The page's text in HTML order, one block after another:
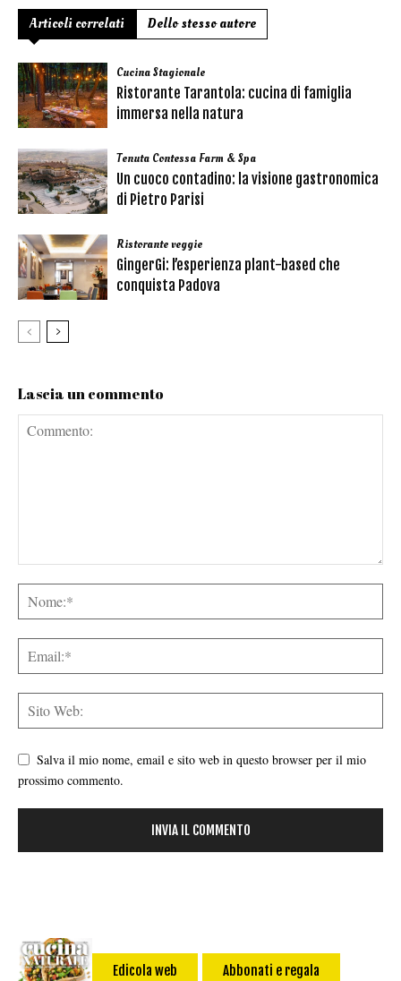
Articoli correlati Dello stesso autore
Cucina Stagionale
Ristorante Tarantola: cucina di famiglia
immersa nella natura
Tenuta Contessa Farm & Spa
Un cuoco contadino: la visione gastronomica
di Pietro Parisi
Ristorante veggie
GingerGi: l’esperienza plant-based che
conquista Padova
Lascia un commento
Salva il mio nome, email e sito web in questo browser per il mio
prossimo commento.
Edicola web Abbonati e regala